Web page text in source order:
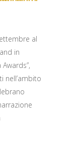
al
in
nell’ambito